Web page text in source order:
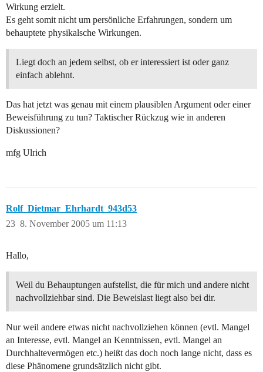
Wirkung erzielt.
Es geht somit nicht um persönliche Erfahrungen, sondern um
behauptete physikalsche Wirkungen.
Liegt doch an jedem selbst, ob er interessiert ist oder ganz
einfach ablehnt.
Das hat jetzt was genau mit einem plausiblen Argument oder einer
Beweisführung zu tun? Taktischer Rückzug wie in anderen
Diskussionen?
mfg Ulrich
Rolf_Dietmar_Ehrhardt_943d53
8. November 2005 um 11:13
23
Hallo,
Weil du Behauptungen aufstellst, die für mich und andere nicht
nachvollziehbar sind. Die Beweislast liegt also bei dir.
Nur weil andere etwas nicht nachvollziehen können (evtl. Mangel
an Interesse, evtl. Mangel an Kenntnissen, evtl. Mangel an
Durchhaltevermögen etc.) heißt das doch noch lange nicht, dass es
diese Phänomene grundsätzlich nicht gibt.